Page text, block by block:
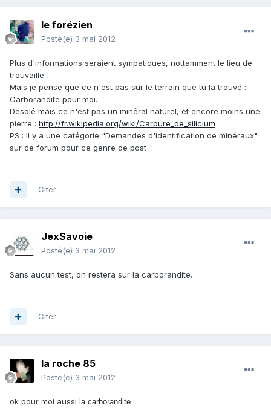
le forézien
Posté(e) 3 mai 2012
Plus d'informations seraient sympatiques, nottamment le lieu de
trouvaille.
Mais je pense que ce n'est pas sur le terrain que tu la trouvé :
Carborandite pour moi.
Désolé mais ce n'est pas un minéral naturel, et encore moins une
pierre : http://fr.wikipedia.org/wiki/Carbure_de_silicium
PS : Il y a une catégorie "Demandes d'identification de minéraux"
sur ce forum pour ce genre de post
Citer
JexSavoie
Posté(e) 3 mai 2012
Sans aucun test, on restera sur la carborandite.
Citer
la roche 85
Posté(e) 3 mai 2012
ok pour moi aussi la carborandite.